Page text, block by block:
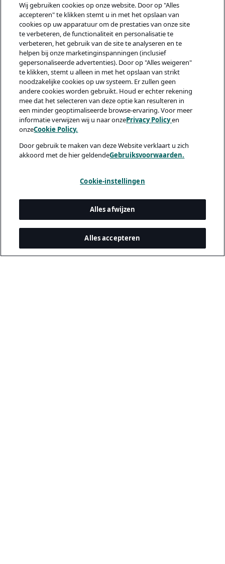
Wij gebruiken cookies op onze website. Door op "Alles
accepteren" te klikken stemt u in met het opslaan van
cookies op uw apparatuur om de prestaties van onze site
te verbeteren, de functionaliteit en personalisatie te
verbeteren, het gebruik van de site te analyseren en te
helpen bij onze marketinginspanningen (inclusief
gepersonaliseerde advertenties). Door op "Alles weigeren"
te klikken, stemt u alleen in met het opslaan van strikt
noodzakelijke cookies op uw systeem. Er zullen geen
andere cookies worden gebruikt. Houd er echter rekening
mee dat het selecteren van deze optie kan resulteren in
een minder geoptimaliseerde browse-ervaring. Voor meer
informatie verwijzen wij u naar onzePrivacy Policyen
onzeCookie Policy.
Door gebruik te maken van deze Website verklaart u zich
akkoord met de hier geldendeGebruiksvoorwaarden.
Cookie-instellingen
Alles afwijzen
Alles accepteren